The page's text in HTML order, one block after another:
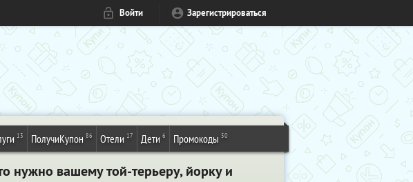
Войти Зарегистрироваться
13 ПолучиКупон 86 Отели 17 Дети 6 Промокоды 50
нужно вашему той-терьеру, йорку и